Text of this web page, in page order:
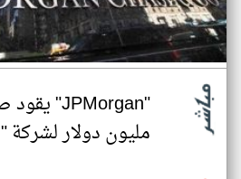
مليون دولار لشركة "Global AI"